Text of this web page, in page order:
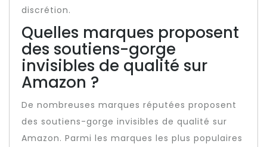
discrétion.
Quelles marques proposent
des soutiens-gorge
invisibles de qualité sur
Amazon ?
De nombreuses marques réputées proposent
des soutiens-gorge invisibles de qualité sur
Amazon. Parmi les marques les plus populaires